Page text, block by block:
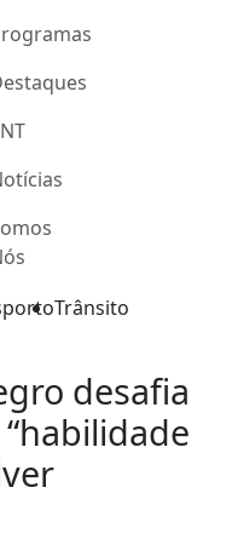
Trânsito
desafia